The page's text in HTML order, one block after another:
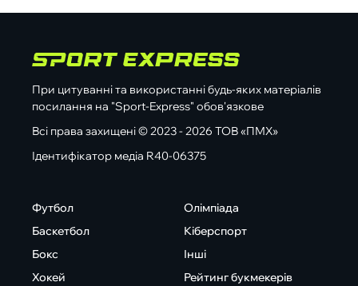
При цитуванні та використанні будь-яких матеріалів
посилання на "Sport-Express" обов'язкове
Всі права захищені © 2023 - 2026 ТОВ «ПМХ»
Ідентифікатор медіа R40-06375
Футбол
Баскетбол
Бокс
Хокей
Олімпіада
Кіберспорт
Інші
Рейтинг букмекерів